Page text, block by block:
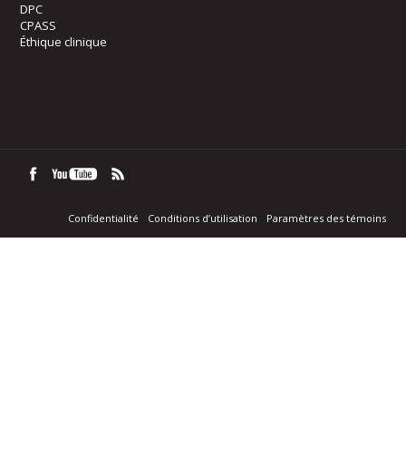
DPC
CPASS
Éthique clinique
Confidentialité Conditions d’utilisation Paramètres des témoins